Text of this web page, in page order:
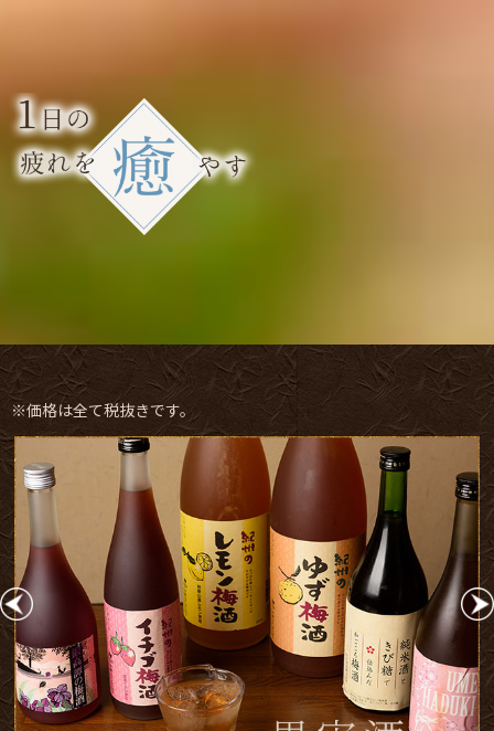
※価格は全て税抜きです。